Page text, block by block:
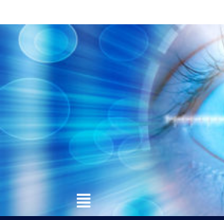
to
contentvinivida.lk